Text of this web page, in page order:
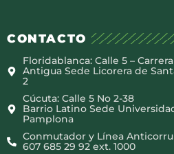
CONTACTO
Floridablanca: Calle 5 –
Antigua Sede Licorera de
2
Cúcuta: Calle 5 No 2-38
Barrio Latino Sede
Pamplona
Conmutador y Línea
607 685 29 92 ext. 1000